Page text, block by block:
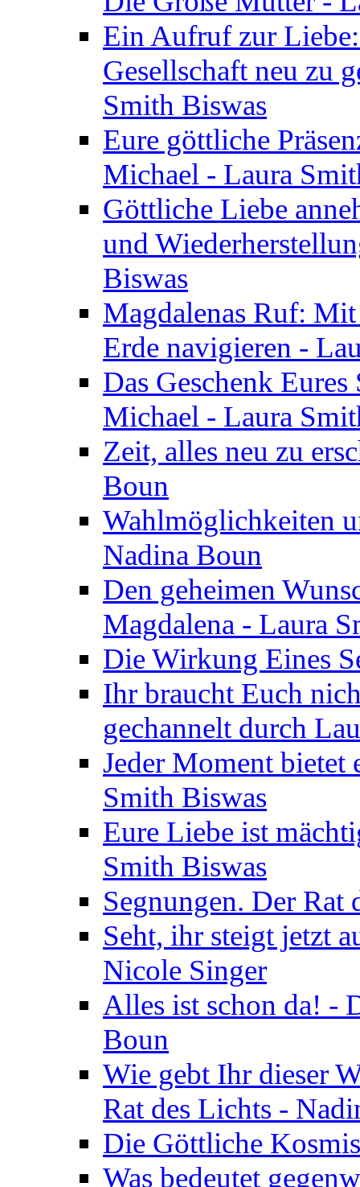
Ein Aufruf zur
Gesellschaft neu zu
Smith Biswas
Eure göttliche
Michael - Laura
Göttliche Liebe
und
Biswas
Magdalenas Ruf:
Erde navigieren -
Das Geschenk
Michael - Laura
Zeit, alles neu zu
Boun
Wahlmöglichkeiten
Nadina Boun
Den geheimen
Magdalena - Laura
Die Wirkung Eines
Ihr braucht Euch
gechannelt durch
Jeder Moment bietet
Smith Biswas
Eure Liebe ist
Smith Biswas
Segnungen. Der
Seht, ihr steigt jetzt
Nicole Singer
Alles ist schon da! -
Boun
Wie gebt Ihr dieser
Rat des Lichts -
Die Göttliche
Was bedeutet